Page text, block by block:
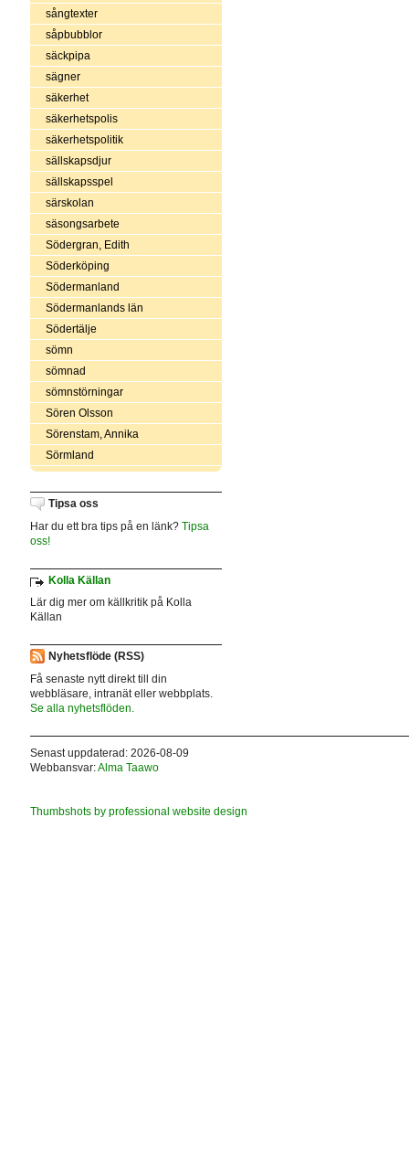
sångtexter
såpbubblor
säckpipa
sägner
säkerhet
säkerhetspolis
säkerhetspolitik
sällskapsdjur
sällskapsspel
särskolan
säsongsarbete
Södergran, Edith
Söderköping
Södermanland
Södermanlands län
Södertälje
sömn
sömnad
sömnstörningar
Sören Olsson
Sörenstam, Annika
Sörmland
Tipsa oss
Har du ett bra tips på en länk? Tipsa
oss!
Kolla Källan
Lär dig mer om källkritik på Kolla
Källan
Nyhetsflöde (RSS)
Få senaste nytt direkt till din
webbläsare, intranät eller webbplats.
Se alla nyhetsflöden.
Senast uppdaterad: 2026-08-09
Webbansvar:Alma Taawo
Thumbshots by professional website design